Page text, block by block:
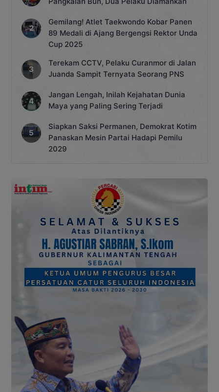
Gemilang! Atlet Taekwondo Kobar Panen
89 Medali di Ajang Bergengsi Rektor Unda
Cup 2025
Terekam CCTV, Pelaku Curanmor di Jalan
Juanda Sampit Ternyata Seorang PNS
Jangan Lengah, Inilah Kejahatan Dunia
Maya yang Paling Sering Terjadi
Siapkan Saksi Permanen, Demokrat Kotim
Panaskan Mesin Partai Hadapi Pemilu
2029